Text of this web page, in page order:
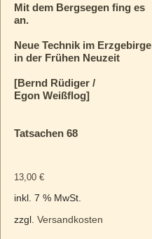
Mit dem Bergsegen fing es
an.
Neue Technik im Erzgebirge
in der Frühen Neuzeit
[Bernd Rüdiger /
Egon Weißflog]
Tatsachen 68
13,00 €
inkl. 7 % MwSt.
zzgl. Versandkosten